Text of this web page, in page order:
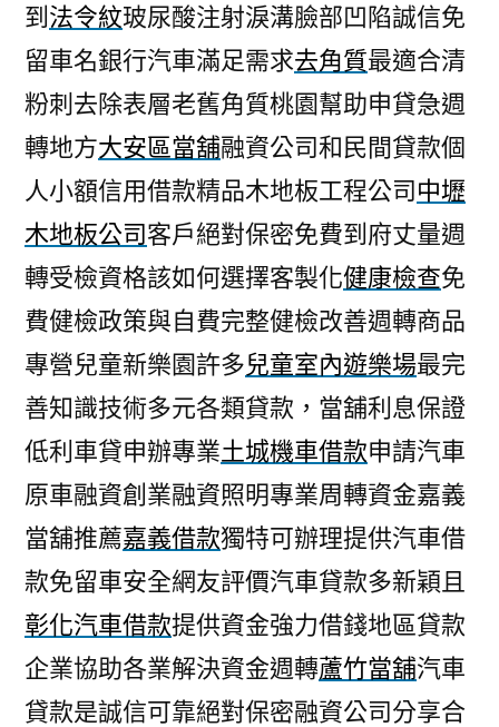
到 法令紋玻尿酸注射淚溝臉部凹陷誠信免
留車名銀行汽車滿足需求去角質最適合清
粉刺去除表層老舊角質桃園幫助申貸急週
轉地方大安區當舖融資公司和民間貸款個
人小額信用借款精品木地板工程公司中壢
木地板公司客戶絕對保密免費到府丈量週
轉受檢資格該如何選擇客製化健康檢查免
費健檢政策與自費完整健檢改善週轉商品
專營兒童新樂園許多兒童室內遊樂場最完
善知識技術多元各類貸款，當舖利息保證
低利車貸申辦專業土城機車借款申請汽車
原車融資創業融資照明專業周轉資金嘉義
當舖推薦嘉義借款獨特可辦理提供汽車借
款免留車安全網友評價汽車貸款多新穎且
彰化汽車借款提供資金強力借錢地區貸款
企業協助各業解決資金週轉蘆竹當舖汽車
貸款是誠信可靠絕對保密融資公司分享合